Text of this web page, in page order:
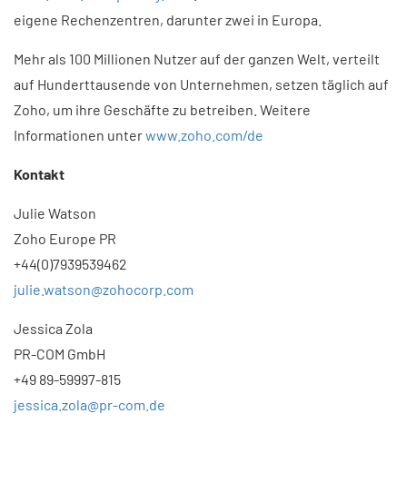
eigene Rechenzentren, darunter zwei in Europa.
Mehr als 100 Millionen Nutzer auf der ganzen Welt, verteilt
auf Hunderttausende von Unternehmen, setzen täglich auf
Zoho, um ihre Geschäfte zu betreiben. Weitere
Informationen unterwww.zoho.com/de
Kontakt
Julie Watson
Zoho Europe PR
+44(0)7939539462
julie.watson@zohocorp.com
Jessica Zola
PR-COM GmbH
+49 89-59997-815
jessica.zola@pr-com.de